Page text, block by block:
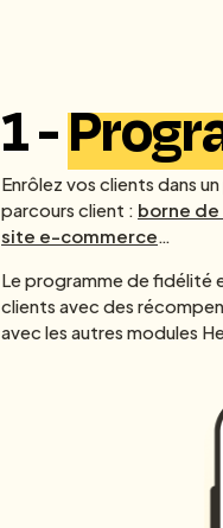
1 -
Enrôlez vos clients dans
parcours client : borne
site e-commerce…
Le programme de fidélité
clients avec des
avec les autres modules